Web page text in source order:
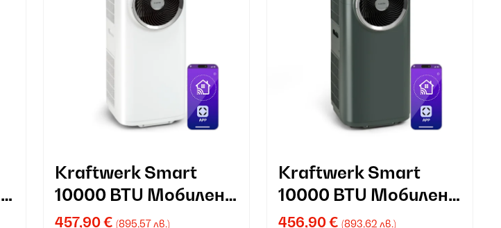
Kraftwerk Smart
10000 BTU Мобилен
климатик Бяло
457,90 € (895,57 лв.)
Kraftwerk Smart
10000 BTU Мобилен
климатик
456,90 € (893,62 лв.)